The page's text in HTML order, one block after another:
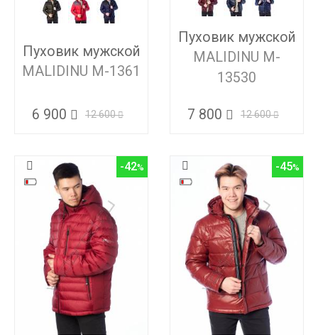
Пуховик мужской
MALIDINU M-1361
6 900 12 600
Пуховик мужской
MALIDINU M-
13530
7 800 12 600
-42 -45